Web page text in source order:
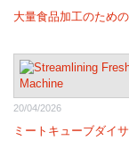
大量食品加工のため
20/04/2026
ミートキューブダイ